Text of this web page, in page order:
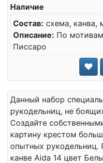
Наличие
Состав: схема, канва,
Описание: По
Писсаро
Данный набор
рукодельниц, не
Создайте
картину крестом
опытных рукодельниц.
канве Aida 14 цвет